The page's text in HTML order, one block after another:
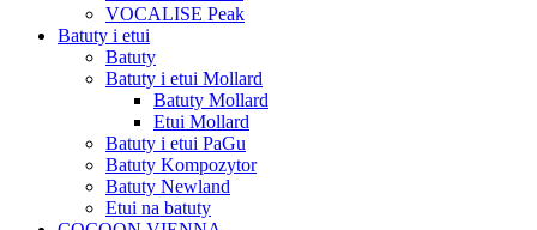
VOCALISE Peak
Batuty i etui
Batuty
Batuty i etui Mollard
Batuty Mollard
Etui Mollard
Batuty i etui PaGu
Batuty Kompozytor
Batuty Newland
Etui na batuty